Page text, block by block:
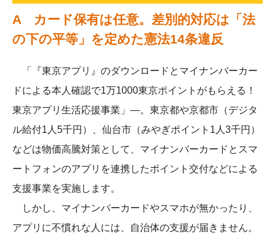
A カード保有は任意。差別的対応は「法
の下の平等」を定めた憲法14条違反
「『東京アプリ』のダウンロードとマイナンバーカー
ドによる本人確認で1万1000東京ポイントがもらえる！
東京アプリ生活応援事業」―。東京都や京都市（デジタ
ル給付1人5千円）、仙台市（みやぎポイント1人3千円）
などは物価高騰対策として、マイナンバーカードとスマ
ートフォンのアプリを連携したポイント交付などによる
支援事業を実施します。
しかし、マイナンバーカードやスマホが無かったり、
アプリに不慣れな人には、自治体の支援が届きません。